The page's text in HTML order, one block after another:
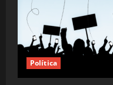
Política